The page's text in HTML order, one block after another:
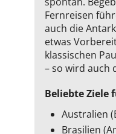
Fernreisen
auch die
etwas
klassischen
– so wird auch
Beliebte Ziele
Australien
Brasilien